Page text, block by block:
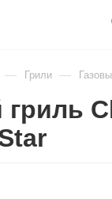
— Грили —